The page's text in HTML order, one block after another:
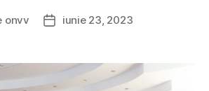
onvv
Datăiunie 23, 2023